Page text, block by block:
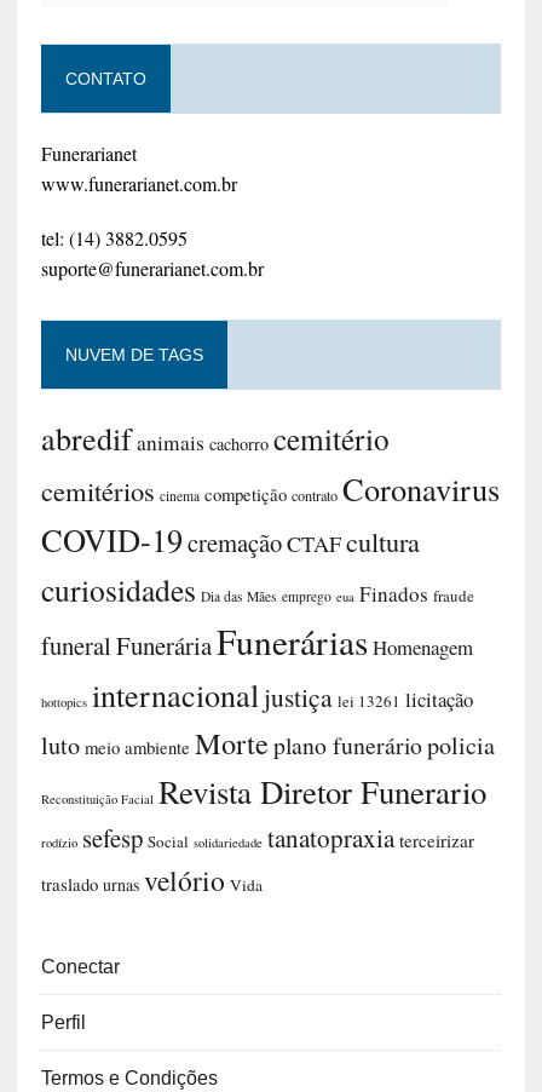
CONTATO
Funerarianet
www.funerarianet.com.br
tel: (14) 3882.0595
suporte@funerarianet.com.br
NUVEM DE TAGS
abredifanimais cachorro cemitério
cemitérios cinema competição contrato Coronavirus
COVID-19cremaçãoCTAFcultura
curiosidades Dia das Mães emprego eua Finados fraude
funeralFuneráriaFuneráriasHomenagem
hottopics internacionaljustiça lei 13261 licitação
luto meio ambiente Morteplano funeráriopolicia
Reconstituição Facial Revista Diretor Funerario
rodízio sefesp Social solidariedade tanatopraxia terceirizar
traslado urnas velório Vida
Conectar
Perfil
Termos e Condições